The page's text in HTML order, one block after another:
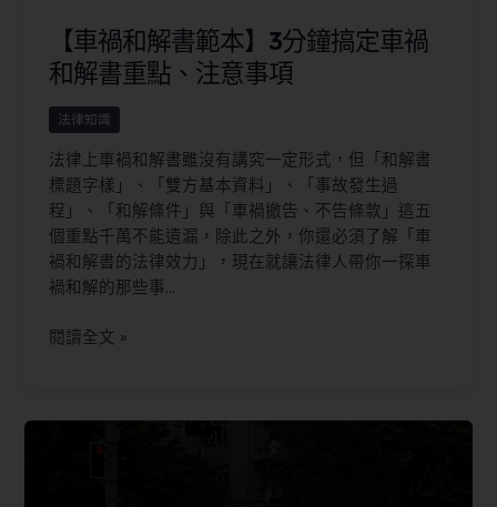
【車禍和解書範本】3分鐘搞定車禍
和解書重點、注意事項
法律知識
法律上車禍和解書雖沒有講究一定形式，但「和解書
標題字樣」、「雙方基本資料」、「事故發生過
程」、「和解條件」與「車禍撤告、不告條款」這五
個重點千萬不能遺漏，除此之外，你還必須了解「車
禍和解書的法律效力」，現在就讓法律人帶你一探車
禍和解的那些事…
閱讀全文 »